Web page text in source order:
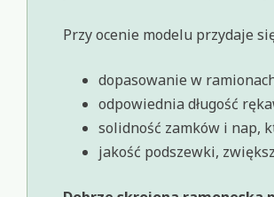
Przy ocenie modelu przydaje
dopasowanie w
odpowiednia długość
solidność zamków i nap,
jakość podszewki,